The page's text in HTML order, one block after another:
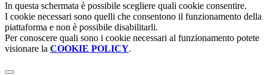
In questa schermata è possibile scegliere quali cookie consentire.
I cookie necessari sono quelli che consentono il funzionamento della
piattaforma e non è possibile disabilitarli.
Per conoscere quali sono i cookie necessari al funzionamento potete
visionare la COOKIE POLICY.